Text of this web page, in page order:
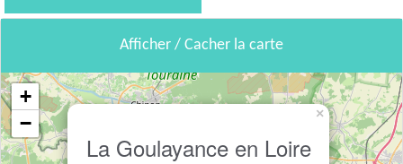
Afficher / Cacher la carte
La Goulayance en Loire
×
+
−